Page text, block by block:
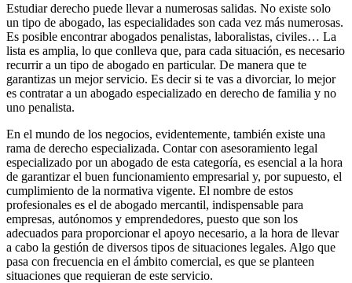
Estudiar derecho puede llevar a numerosas salidas. No existe solo
un tipo de abogado, las especialidades son cada vez más numerosas.
Es posible encontrar abogados penalistas, laboralistas, civiles… La
lista es amplia, lo que conlleva que, para cada situación, es necesario
recurrir a un tipo de abogado en particular. De manera que te
garantizas un mejor servicio. Es decir si te vas a divorciar, lo mejor
es contratar a un abogado especializado en derecho de familia y no
uno penalista.
En el mundo de los negocios, evidentemente, también existe una
rama de derecho especializada. Contar con asesoramiento legal
especializado por un abogado de esta categoría, es esencial a la hora
de garantizar el buen funcionamiento empresarial y, por supuesto, el
cumplimiento de la normativa vigente. El nombre de estos
profesionales es el de abogado mercantil, indispensable para
empresas, autónomos y emprendedores, puesto que son los
adecuados para proporcionar el apoyo necesario, a la hora de llevar
a cabo la gestión de diversos tipos de situaciones legales. Algo que
pasa con frecuencia en el ámbito comercial, es que se planteen
situaciones que requieran de este servicio.